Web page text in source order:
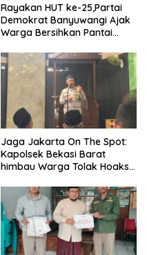
Rayakan HUT ke-25,Partai
Demokrat Banyuwangi Ajak
Warga Bersihkan Pantai
Jaga Jakarta On The Spot:
Kapolsek Bekasi Barat
himbau Warga Tolak Hoaks
Sholat Jumat